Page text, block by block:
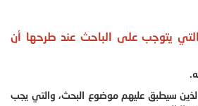
يتوجب على الباحث عند طرحها أن
سيطبق عليهم موضوع البحث، والتي يجب